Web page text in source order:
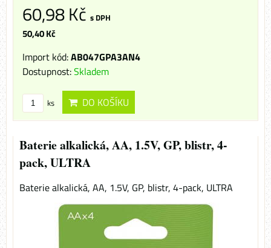
60,98 Kč s DPH
50,40 Kč
Import kód:AB047GPA3AN4
Dostupnost:Skladem
ks DO KOŠÍKU
Baterie alkalická, AA, 1.5V, GP, blistr, 4-
pack, ULTRA
Baterie alkalická, AA, 1.5V, GP, blistr, 4-pack, ULTRA